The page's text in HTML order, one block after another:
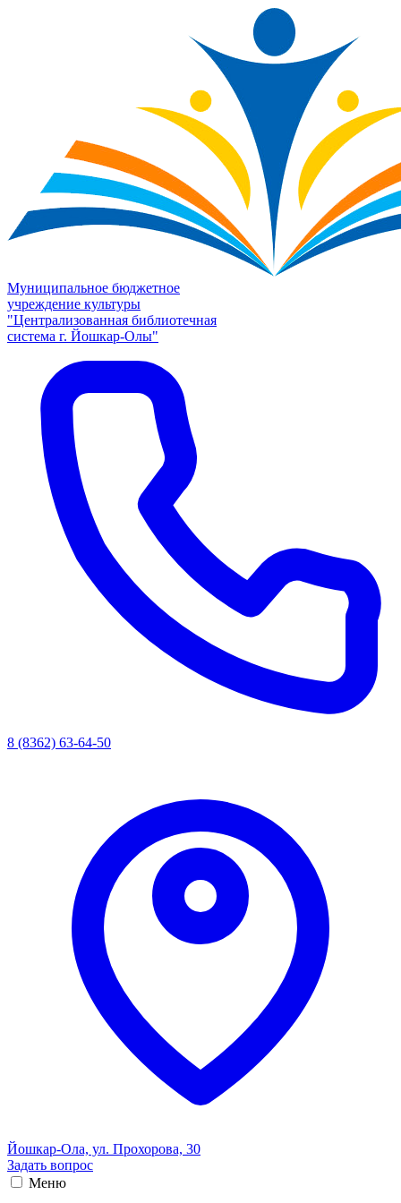
Муниципальное бюджетное
учреждение культуры
"Централизованная библиотечная
система г. Йошкар-Олы"
8 (8362) 63-64-50
Йошкар-Ола, ул. Прохорова, 30
Задать вопрос
Меню